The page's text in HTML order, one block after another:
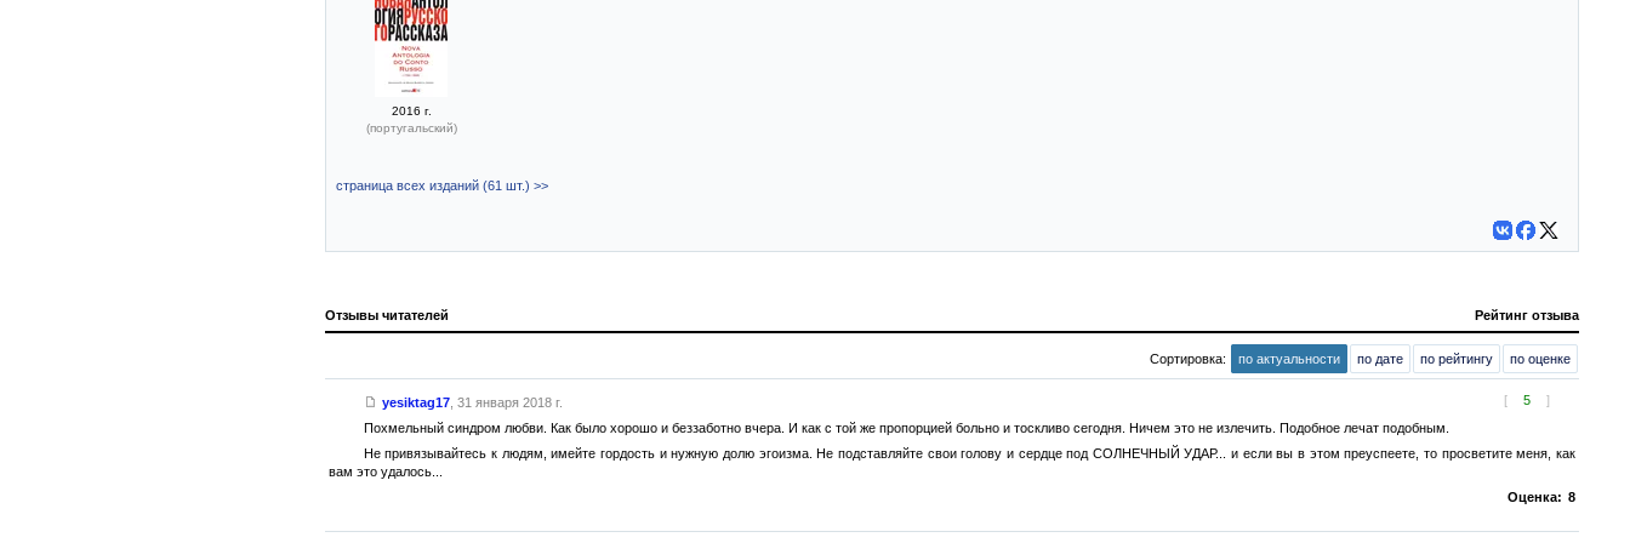
2016 г.
(португальский)
страница всех изданий (61 шт.) >>
Отзывы читателей Рейтинг отзыва
Сортировка: по актуальности по дате по рейтингу по оценке
[ 5 ]
yesiktag17, 31 января 2018 г.
Похмельный синдром любви. Как было хорошо и беззаботно вчера. И как с той же пропорцией больно и тоскливо сегодня. Ничем это не излечить. Подобное лечат подобным.
Не привязывайтесь к людям, имейте гордость и нужную долю эгоизма. Не подставляйте свои голову и сердце под СОЛНЕЧНЫЙ УДАР... и если вы в этом преуспеете, то просветите меня, как
вам это удалось...
Оценка: 8